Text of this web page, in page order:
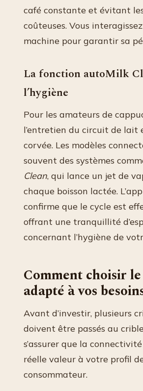
café constante et évitant
coûteuses. Vous
machine pour garantir sa
La fonction autoMilk
l’hygiène
Pour les amateurs de
l’entretien du circuit de lait
corvée. Les modèles
souvent des systèmes
Clean, qui lance un jet de
chaque boisson lactée.
confirme que le cycle est
offrant une tranquillité
concernant l’hygiène de
Comment choisir
adapté à vos
Avant d’investir, plusieurs
doivent être passés au
s’assurer que la
réelle valeur à votre profil
consommateur.